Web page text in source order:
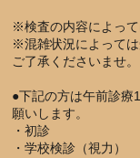
※検査の内容によって
※混雑状況によっては
ご了承くださいませ。
●下記の方は午前診療
願いします。
・初診
・学校検診（視力）